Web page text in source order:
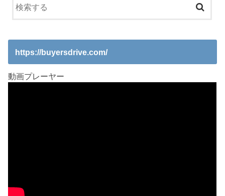
https://buyersdrive.com/
動画プレーヤー